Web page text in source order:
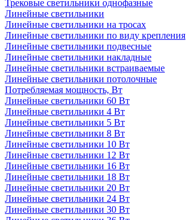
Трековые светильники однофазные
Линейные светильники
Линейные светильники на тросах
Линейные светильники по виду крепления
Линейные светильники подвесные
Линейные светильники накладные
Линейные светильники встраиваемые
Линейные светильники потолочные
Потребляемая мощность, Вт
Линейные светильники 60 Вт
Линейные светильники 4 Вт
Линейные светильники 5 Вт
Линейные светильники 8 Вт
Линейные светильники 10 Вт
Линейные светильники 12 Вт
Линейные светильники 16 Вт
Линейные светильники 18 Вт
Линейные светильники 20 Вт
Линейные светильники 24 Вт
Линейные светильники 30 Вт